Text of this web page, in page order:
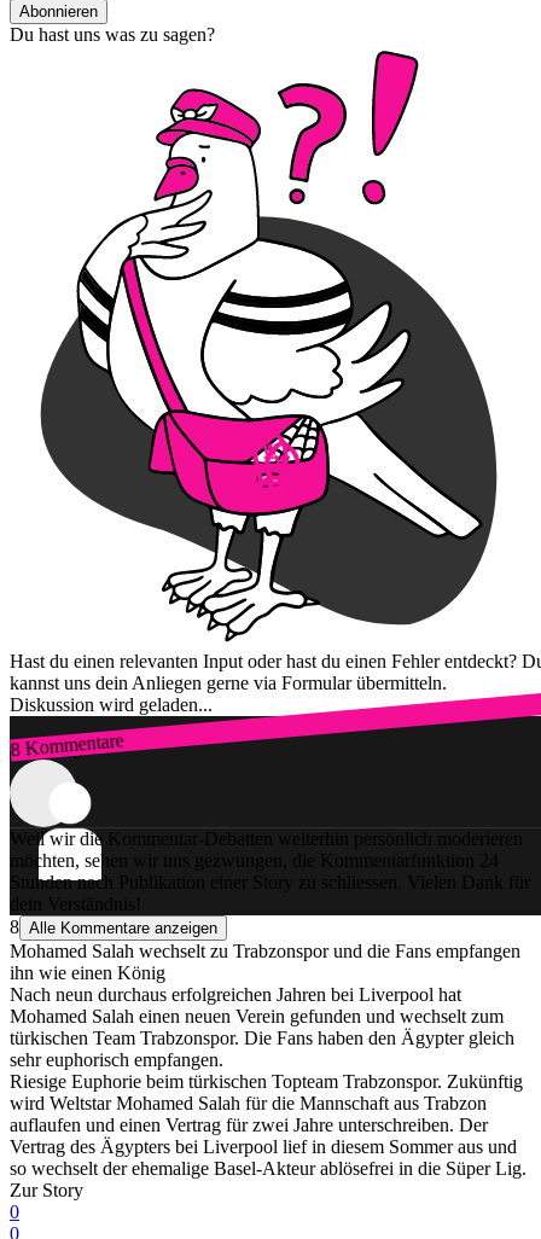
Abonnieren
Du hast uns was zu sagen?
Hast du einen relevanten Input oder hast du einen Fehler entdeckt?
kannst uns dein Anliegen gerne via Formular übermitteln.
Diskussion wird geladen...
8 Kommentare
Zum Login
Weil wir die Kommentar-Debatten weiterhin persönlich moderieren
möchten, sehen wir uns gezwungen, die Kommentarfunktion 24
Stunden nach Publikation einer Story zu schliessen. Vielen Dank für
dein Verständnis!
8 Alle Kommentare anzeigen
Mohamed Salah wechselt zu Trabzonspor und die Fans empfangen
ihn wie einen König
Nach neun durchaus erfolgreichen Jahren bei Liverpool hat
Mohamed Salah einen neuen Verein gefunden und wechselt zum
türkischen Team Trabzonspor. Die Fans haben den Ägypter gleich
sehr euphorisch empfangen.
Riesige Euphorie beim türkischen Topteam Trabzonspor. Zukünftig
wird Weltstar Mohamed Salah für die Mannschaft aus Trabzon
auflaufen und einen Vertrag für zwei Jahre unterschreiben. Der
Vertrag des Ägypters bei Liverpool lief in diesem Sommer aus und
so wechselt der ehemalige Basel-Akteur ablösefrei in die Süper Lig.
Zur Story
0
0